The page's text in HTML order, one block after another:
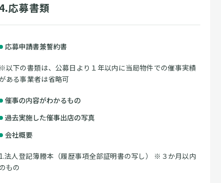
応募書類
応募申請書兼誓約書
以下の書類は、公募日より１年以内に当局物件での催事実績
ある事業者は省略可
催事の内容がわかるもの
過去実施した催事出店の写真
会社概要
法人登記簿謄本（履歴事項全部証明書の写し） ※３か月以内
もの